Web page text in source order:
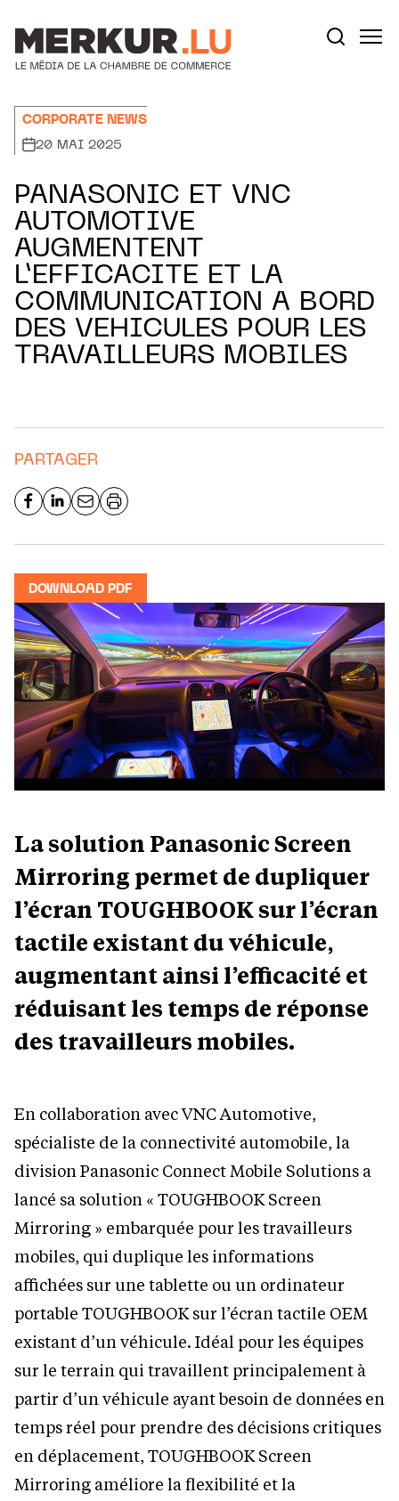
CORPORATE NEWS
20 MAI 2025
PANASONIC ET VNC
AUTOMOTIVE
AUGMENTENT
L’EFFICACITE ET LA
COMMUNICATION A BORD
DES VEHICULES POUR LES
TRAVAILLEURS MOBILES
PARTAGER
DOWNLOAD PDF
La solution Panasonic Screen
Mirroring permet de dupliquer
l’écran TOUGHBOOK sur l’écran
tactile existant du véhicule,
augmentant ainsi l’efficacité et
réduisant les temps de réponse
des travailleurs mobiles.
En collaboration avec VNC Automotive,
spécialiste de la connectivité automobile, la
division Panasonic Connect Mobile Solutions a
lancé sa solution « TOUGHBOOK Screen
Mirroring » embarquée pour les travailleurs
mobiles, qui duplique les informations
affichées sur une tablette ou un ordinateur
portable TOUGHBOOK sur l’écran tactile OEM
existant d’un véhicule. Idéal pour les équipes
sur le terrain qui travaillent principalement à
partir d’un véhicule ayant besoin de données en
temps réel pour prendre des décisions critiques
en déplacement, TOUGHBOOK Screen
Mirroring améliore la flexibilité et la